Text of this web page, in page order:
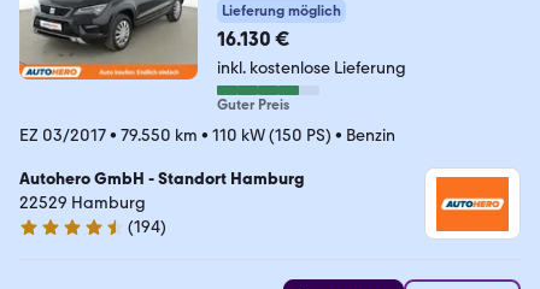
Lieferung möglich
16.130 €
inkl. kostenlose Lieferung
Guter Preis
EZ 03/2017• 79.550 km • 110 kW (150 PS) • Benzin
Autohero GmbH - Standort Hamburg
22529 Hamburg
4.6 Sterne
(194)